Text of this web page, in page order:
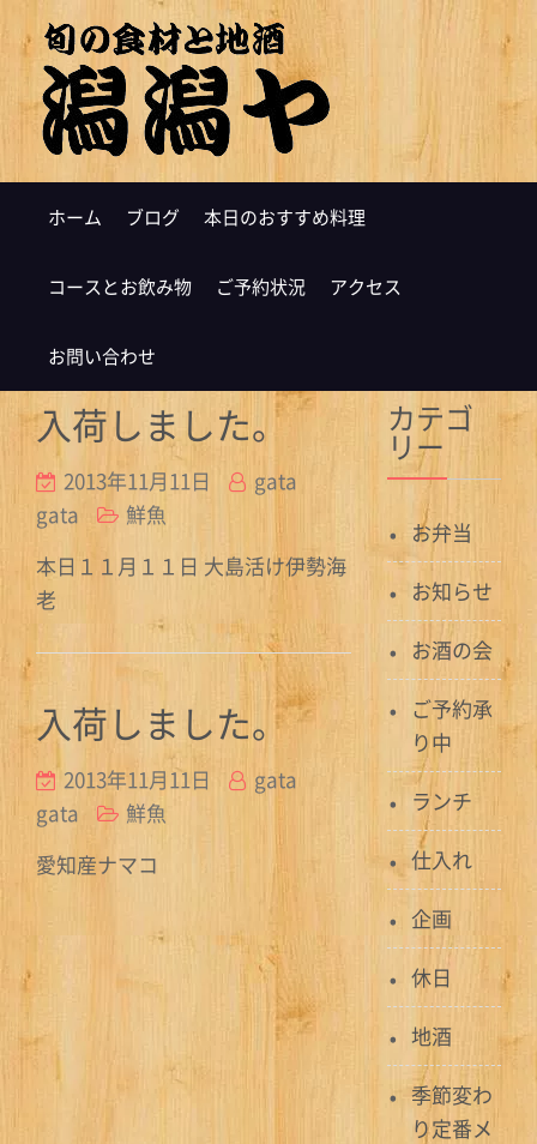
ホーム ブログ 本日のおすすめ料理
コースとお飲み物 ご予約状況 アクセス
お問い合わせ
入荷しました。
2013年11月11日
gata
gata
鮮魚
本日１１月１１日 大島活け伊勢海
老
入荷しました。
2013年11月11日
gata
gata
鮮魚
愛知産ナマコ
カテゴ
リー
お弁当
お知らせ
お酒の会
ご予約承
り中
ランチ
仕入れ
企画
休日
地酒
季節変わ
り定番メ